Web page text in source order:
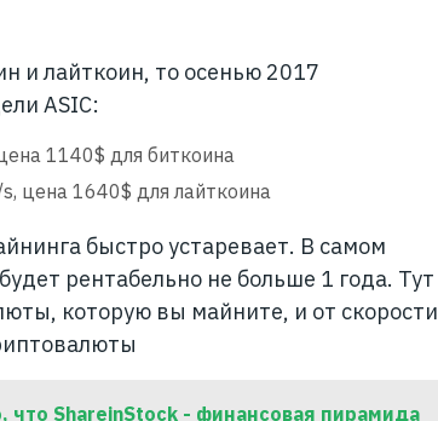
и лайткоин, то осенью 2017
ASIC:
1140$ для биткоина
цена 1640$ для лайткоина
быстро устаревает. В самом
рентабельно не больше 1 года. Тут
которую вы майните, и от скорости
что ShareinStock - финансовая пирамида